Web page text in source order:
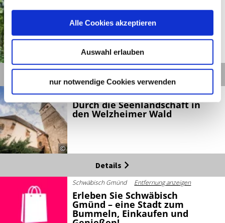
Alle Cookies akzeptieren
Auswahl erlauben
nur notwendige Cookies verwenden
Dreikaiserberge-Blick
©
Schwäbisch Gmünd Entfernung anzeigen
Durch die Seenlandschaft in
den Welzheimer Wald
Details
Schwäbisch Gmünd Entfernung anzeigen
Erleben Sie Schwäbisch
Gmünd – eine Stadt zum
Bummeln, Einkaufen und